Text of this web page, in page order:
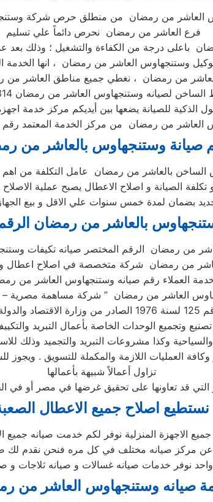
العاشر من رمضان من منطلق حرص شركة
فرع العاشر من رمضان نحرص دائماً علي تسليم
باعلى درجة من الكفاءة والتشغيل ؛ وذلك بعد عمل
وستنجهاوس العاشر من رمضان ، انها الخدمة
من رمضان ، نغطي جميع مناطق العاشر من
الذكية للصيانة يضعها بين أيديكم مركز خدمة
صيانة وستنجهاوس بالعاشر من
تكلفة الصيانة و اصلاح الاعطال يصبح عملية
بالعاشر من رمضان
من رمضان الرقم المختصر صيانه تكيفات
من رمضان شركة متخصصة في اصلاح
وتجميع الوحدات الخاصة بأعمال التبريد
وكذا مشروعات التبريد والتجميد وذلك
وكافة العمليات اللازمة والمكملة للتسويق .
تزاول أعمالاً شبيهة بأعمالها
نستطيع اصلاح جميع الاعطال
الاجهزة المنزلية نوفر لكم خدمت صيانه جميع
عن مركز صيانه مختلف في كل مره فنحن نقدم لك
نوفر خدمات صيانه غسالات و صيانه ثلاجات و
صيانه وستنجهاوس العاشر من